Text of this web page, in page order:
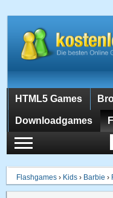
HTML5 Games
Downloadgames
Flashgames › Kids › Barbie ›